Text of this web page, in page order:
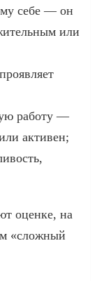
себе — он
или
работу —
активен;
оценке, на
«сложный